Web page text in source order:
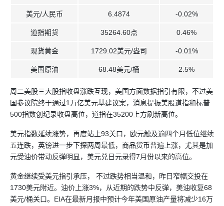
美元/人民币 6.4874 -0.02%
道指期货 35264.60点 0.46%
现货黄金 1729.02美元/盎司 -0.01%
美国原油 68.48美元/桶 2.5%
周二美股三大股指收盘涨跌互现，美国方面数据指引有限，不过美
国参议院终于通过1万亿美元基建议案，消息提振美股道指和标普
500指数创纪录收盘高位，道指在35200上方刷新高位。
美元指数延续涨势，再度站上93关口，欧元触及逾四个月低位继续
五连跌，英镑进一步下探两周最低，商品货币普遍上涨，尤其是加
元受油价带动反弹明显，美元兑日元录得7月份以来的高位。
黄金继续受美元指引承压， 不过跌势相当温和，昨日窄幅交投在
1730美元附近。油价上涨3%，从近期的跌势中反弹，美油收复68
美元/桶关口。EIA在最新月报中预计今年美国原油产量将减少16万